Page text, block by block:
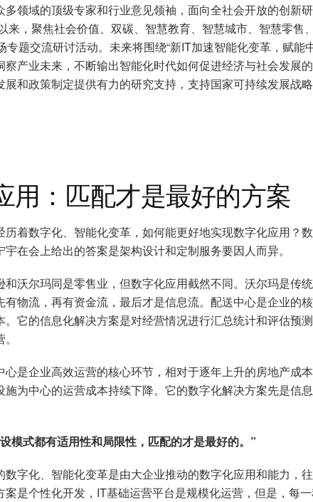
多领域的顶级专家和行业意见领袖，面向全社会开放的创新
来，聚焦社会价值、双碳、智慧教育、智慧城市、智慧零售
专题交流研讨活动。未来将围绕“新IT加速智能化变革，赋能
察产业未来，不断输出智能化时代如何促进经济与社会发展
展和政策制定提供有力的研究支持，支持国家可持续发展战
用：匹配才是最好的方案
历着数字化、智能化变革，如何能更好地实现数字化应用？
在会上给出的答案是架构设计和定制服务要因人而异。
和沃尔玛同是零售业，但数字化应用截然不同。沃尔玛是传
有物流，再有资金流，最后才是信息流。配送中心是企业的
。它的信息化解决方案是对经营情况进行汇总统计和评估预
心是企业高效运营的核心环节，相对于逐年上升的房地产成
施为中心的运营成本持续下降。它的数字化解决方案先是信
模式都有适用性和局限性，匹配的才是最好的。”
数字化、智能化变革是由大企业推动的数字化应用和能力，
案是个性化开发，IT基础运营平台是规模化运营，但是，每